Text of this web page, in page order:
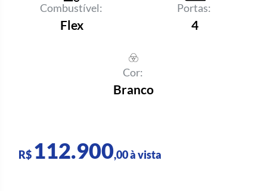
Combustível:
Flex
Portas:
4
Cor:
Branco
R$ 112.900,00 à vista